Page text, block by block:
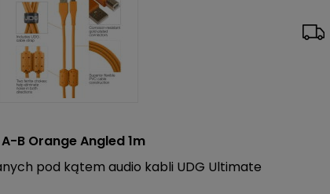
B Orange Angled 1m
pod kątem audio kabli UDG Ultimate